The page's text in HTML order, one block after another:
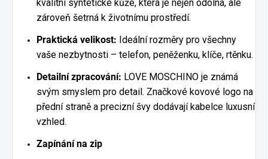
kvalitní syntetické kůže, která je nejen odolná, ale
zároveň šetrná k životnímu prostředí.
Praktická velikost: Ideální rozměry pro všechny
vaše nezbytnosti – telefon, peněženku, klíče, rtěnku.
Detailní zpracování: LOVE MOSCHINO je známá
svým smyslem pro detail. Značkové kovové logo na
přední straně a precizní švy dodávají kabelce luxusní
vzhled.
Zapínání na zip